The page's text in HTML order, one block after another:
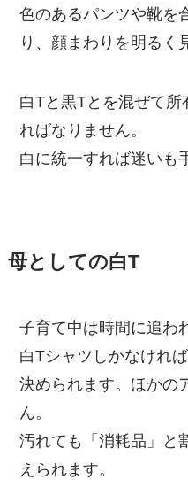
色のあるパンツや靴を
り、顔まわりを明るく
白Tと黒Tとを混ぜて
ればなりません。
白に統一すれば迷いも
母としての白T
子育て中は時間に追わ
白Tシャツしかなけれ
決められます。ほかの
ん。
汚れても「消耗品」と
えられます。